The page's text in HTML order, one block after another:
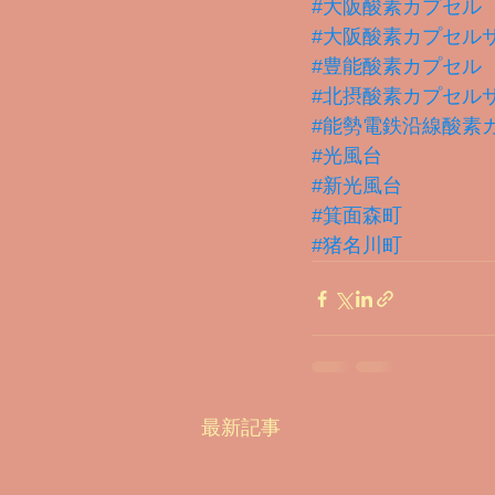
#大阪酸素カプセル
#大阪酸素カプセル
#豊能酸素カプセル
#北摂酸素カプセル
#能勢電鉄沿線酸素
#光風台
#新光風台
#箕面森町
#猪名川町
最新記事